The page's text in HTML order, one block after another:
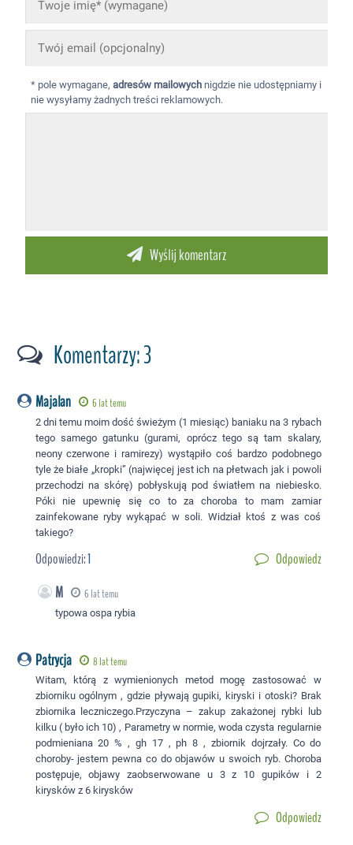
* pole wymagane,adresów mailowych nigdzie nie udostępniamy i
nie wysyłamy żadnych treści reklamowych.
Komentarzy: 3
Majalan 6 lat temu
2 dni temu moim dość świeżym (1 miesiąc) baniaku na 3 rybach
tego samego gatunku (gurami, oprócz tego są tam skalary,
neony czerwone i ramirezy) wystąpiło coś bardzo podobnego
tyle że białe „kropki” (najwięcej jest ich na płetwach jak i powoli
przechodzi na skórę) pobłyskują pod światłem na niebiesko.
Póki nie upewnię się co to za choroba to mam zamiar
zainfekowane ryby wykąpać w soli. Widział ktoś z was coś
takiego?
Odpowiedzi:1 Odpowiedz
M 6 lat temu
typowa ospa rybia
Patrycja 8 lat temu
Witam, którą z wymienionych metod mogę zastosować w
zbiorniku ogólnym , gdzie pływają gupiki, kiryski i otoski? Brak
zbiornika leczniczego.Przyczyna – zakup zakażonej rybki lub
kilku ( było ich 10) , Parametry w normie, woda czysta regularnie
podmieniana 20 % , gh 17 , ph 8 , zbiornik dojrzały. Co do
choroby- jestem pewna co do objawów u swoich ryb. Choroba
postępuje, objawy zaobserwowane u 3 z 10 gupików i 2
kirysków z 6 kirysków
Odpowiedz